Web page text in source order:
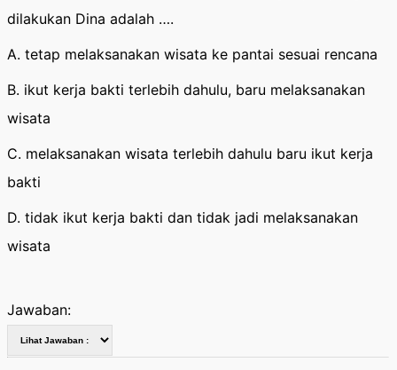
dilakukan Dina adalah ….
A. tetap melaksanakan wisata ke pantai sesuai rencana
B. ikut kerja bakti terlebih dahulu, baru melaksanakan
wisata
C. melaksanakan wisata terlebih dahulu baru ikut kerja
bakti
D. tidak ikut kerja bakti dan tidak jadi melaksanakan
wisata
Jawaban: